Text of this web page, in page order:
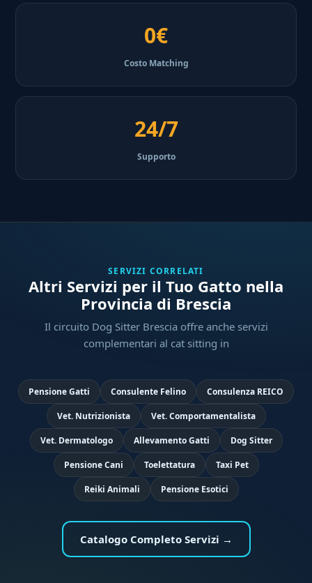
0€
Costo Matching
24/7
Supporto
SERVIZI CORRELATI
Altri Servizi per il Tuo Gatto nella
Provincia di Brescia
Il circuito Dog Sitter Brescia offre anche servizi
complementari al cat sitting in
Pensione Gatti Consulente Felino Consulenza REICO
Vet. Nutrizionista Vet. Comportamentalista
Vet. Dermatologo Allevamento Gatti Dog Sitter
Pensione Cani Toelettatura Taxi Pet
Reiki Animali Pensione Esotici
Catalogo Completo Servizi →